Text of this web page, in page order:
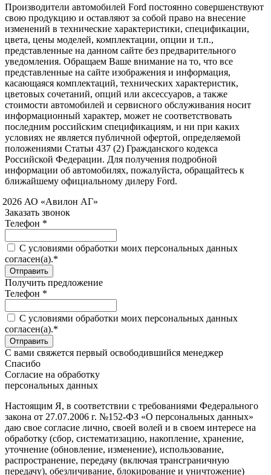
Производители автомобилей Ford постоянно совершенствуют
свою продукцию и оставляют за собой право на внесение
изменений в технические характеристики, спецификации,
цвета, цены моделей, комплектации, опции и т.п.,
представленные на данном сайте без предварительного
уведомления. Обращаем Ваше внимание на то, что все
представленные на сайте изображения и информация,
касающаяся комплектаций, технических характеристик,
цветовых сочетаний, опций или аксессуаров, а также
стоимости автомобилей и сервисного обслуживания носит
информационный характер, может не соответствовать
последним российским спецификациям, и ни при каких
условиях не является публичной офертой, определяемой
положениями Статьи 437 (2) Гражданского кодекса
Российской Федерации. Для получения подробной
информации об автомобилях, пожалуйста, обращайтесь к
ближайшему официальному дилеру Ford.
АО «Авилон АГ»
Заказать звонок
Телефон *
C условиями обработки моих персональных данных
согласен(а).*
Получить предложение
Телефон *
C условиями обработки моих персональных данных
согласен(а).*
С вами свяжется первый освободившийся менеджер
Спасибо
Согласие на обработку
персональных данных
Настоящим Я, в соответствии с требованиями Федерального
закона от 27.07.2006 г. №152-ФЗ «О персональных данных»
даю свое согласие лично, своей волей и в своем интересе на
обработку (сбор, систематизацию, накопление, хранение,
уточнение (обновление, изменение), использование,
распространение, передачу (включая трансграничную
передачу), обезличивание, блокирование и уничтожение)